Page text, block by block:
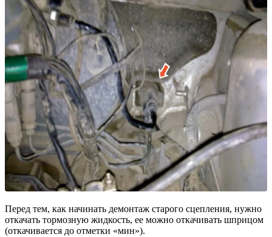
Перед тем, как начинать демонтаж старого сцепления, нужно
откачать тормозную жидкость, ее можно откачивать шприцом
(откачивается до отметки «мин»).